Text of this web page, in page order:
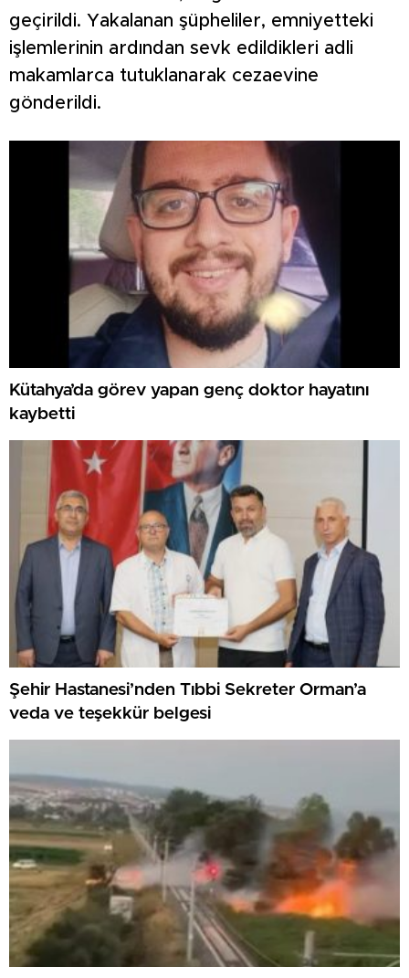
geçirildi. Yakalanan şüpheliler, emniyetteki
işlemlerinin ardından sevk edildikleri adli
makamlarca tutuklanarak cezaevine
gönderildi.
Kütahya’da görev yapan genç doktor hayatını
kaybetti
Şehir Hastanesi’nden Tıbbi Sekreter Orman’a
veda ve teşekkür belgesi